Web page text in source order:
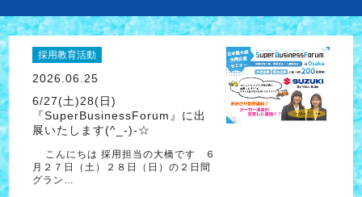
採用教育活動
2026.06.25
6/27(土)28(日)
『SuperBusinessForum』に出
展いたします(^_-)-☆
こんにちは 採用担当の大橋です ６
月２７日（土）２８日（日）の２日間
グラン…